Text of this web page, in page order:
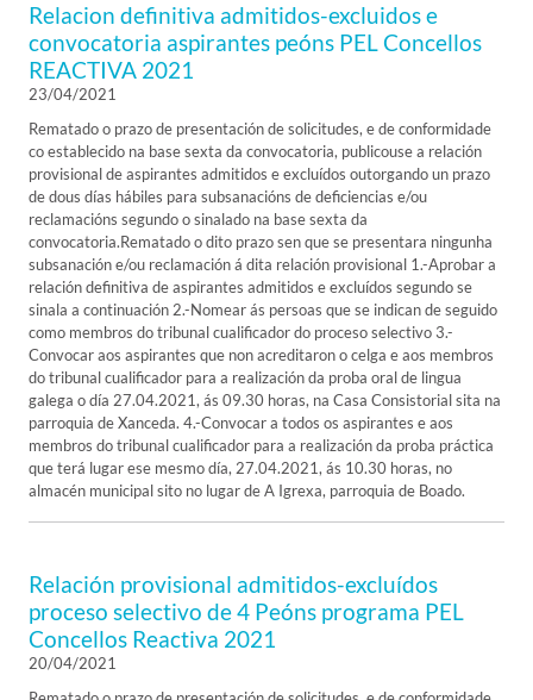
Relacion definitiva admitidos-excluidos e
convocatoria aspirantes peóns PEL Concellos
REACTIVA 2021
23/04/2021
Rematado o prazo de presentación de solicitudes, e de conformidade
co establecido na base sexta da convocatoria, publicouse a relación
provisional de aspirantes admitidos e excluídos outorgando un prazo
de dous días hábiles para subsanacións de deficiencias e/ou
reclamacións segundo o sinalado na base sexta da
convocatoria.Rematado o dito prazo sen que se presentara ningunha
subsanación e/ou reclamación á dita relación provisional 1.-Aprobar a
relación definitiva de aspirantes admitidos e excluídos segundo se
sinala a continuación 2.-Nomear ás persoas que se indican de seguido
como membros do tribunal cualificador do proceso selectivo 3.-
Convocar aos aspirantes que non acreditaron o celga e aos membros
do tribunal cualificador para a realización da proba oral de lingua
galega o día 27.04.2021, ás 09.30 horas, na Casa Consistorial sita na
parroquia de Xanceda. 4.-Convocar a todos os aspirantes e aos
membros do tribunal cualificador para a realización da proba práctica
que terá lugar ese mesmo día, 27.04.2021, ás 10.30 horas, no
almacén municipal sito no lugar de A Igrexa, parroquia de Boado.
Relación provisional admitidos-excluídos
proceso selectivo de 4 Peóns programa PEL
Concellos Reactiva 2021
20/04/2021